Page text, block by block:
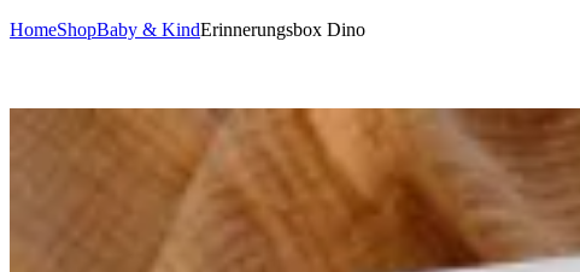
HomeShopBaby & KindErinnerungsbox Dino